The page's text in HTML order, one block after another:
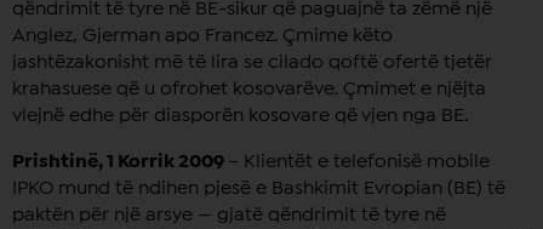
qëndrimit të tyre në BE-sikur që paguajnë ta zëmë një
Anglez, Gjerman apo Francez. Çmime këto
jashtëzakonisht më të lira se cilado qoftë ofertë tjetër
krahasuese që u ofrohet kosovarëve. Çmimet e njëjta
vlejnë edhe për diasporën kosovare që vjen nga BE.
Prishtinë, 1 Korrik 2009 – Klientët e telefonisë mobile
IPKO mund të ndihen pjesë e Bashkimit Evropian (BE) të
paktën për një arsye — gjatë qëndrimit të tyre në